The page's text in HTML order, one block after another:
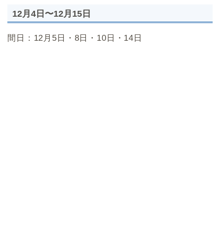
12月4日〜12月15日
間日：12月5日・8日・10日・14日